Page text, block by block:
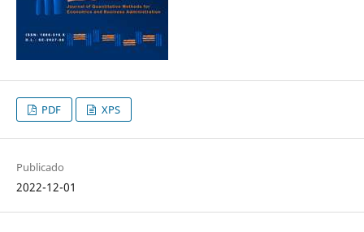
PDF XPS
Publicado
2022-12-01